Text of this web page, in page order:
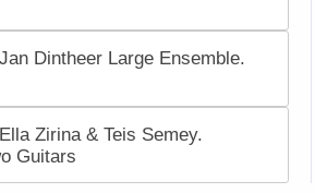
Dintheer Large Ensemble.
Zirina & Teis Semey.
Guitars